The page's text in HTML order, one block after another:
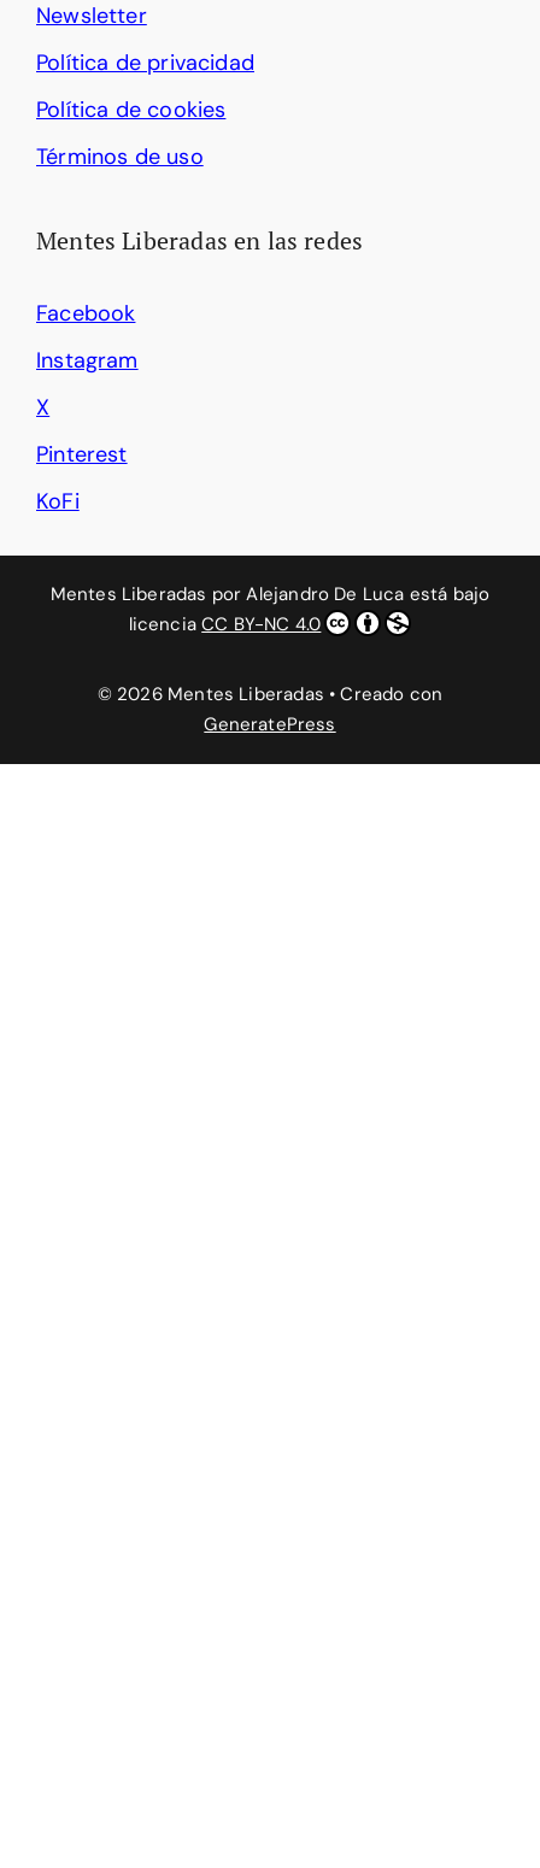
Newsletter
Política de privacidad
Política de cookies
Términos de uso
Mentes Liberadas en las redes
Facebook
Instagram
X
Pinterest
KoFi
Mentes Liberadas porAlejandro De Luca está bajo
licenciaCC BY-NC 4.0
© 2026 Mentes Liberadas • Creado con
GeneratePress